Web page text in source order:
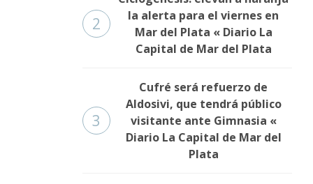
2
la alerta para el viernes en
Mar del Plata « Diario La
Capital de Mar del Plata
3
Cufré será refuerzo de
Aldosivi, que tendrá público
visitante ante Gimnasia «
Diario La Capital de Mar del
Plata